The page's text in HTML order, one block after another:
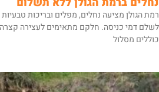
רמת הגולן מציעה נחלים, מפלים ובריכות
לשלם דמי כניסה. חלקם מתאימים לעצירה
כוללים מסלול